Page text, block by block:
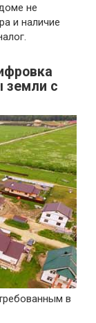
не
и наличие
земли с
в